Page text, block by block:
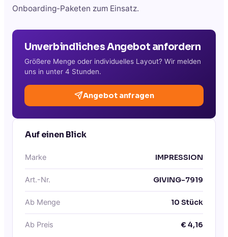
Onboarding-Paketen zum Einsatz.
Unverbindliches Angebot anfordern
Größere Menge oder individuelles Layout? Wir melden
uns in unter 4 Stunden.
Angebot anfragen
Auf einen Blick
Marke IMPRESSION
Art.-Nr. GIVING-7919
Ab Menge 10 Stück
Ab Preis € 4,16